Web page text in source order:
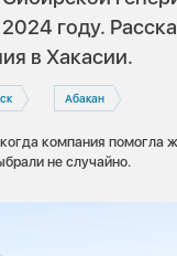
году.
в Хакасии.
Абакан
компания помогла
не случайно.